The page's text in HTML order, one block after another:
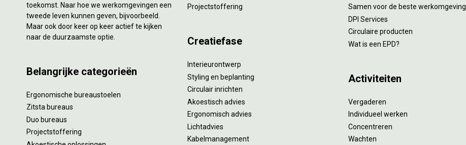
toekomst. Naar hoe we werkomgevingen een
tweede leven kunnen geven, bijvoorbeeld.
Maar ook door keer op keer actief te kijken
naar de duurzaamste optie.
Belangrijke categorieën
Ergonomische bureaustoelen
Zitsta bureaus
Duo bureaus
Projectstoffering
Projectstoffering
Creatiefase
Interieurontwerp
Styling en beplanting
Circulair inrichten
Akoestisch advies
Ergonomisch advies
Lichtadvies
Kabelmanagement
Samen voor de beste werkomgeving
DPI Services
Circulaire producten
Wat is een EPD?
Activiteiten
Vergaderen
Individueel werken
Concentreren
Wachten